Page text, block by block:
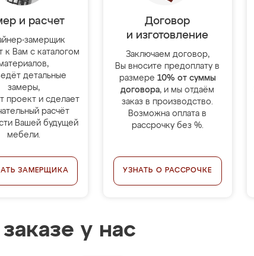
и расчет
замерщик
к Вам с каталогом
детальные
замеры,
проект и сделает
расчёт
Вашей будущей
мебели.
ЗАМЕРЩИКА
Договор
и изготовление
Заключаем договор,
Вы вносите предоплату в
размере 10% от суммы
договора, и мы отдаём
заказ в производство.
Возможна оплата в
рассрочку без %.
УЗНАТЬ О РАССРОЧКЕ
у нас